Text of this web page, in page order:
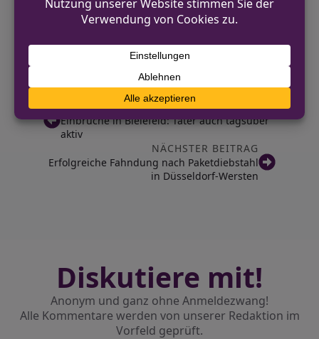
medizinisch-psychologische
Untersuchung angeordnet werden,
Fahrerlaubnis zur Folge haben kann.
VORHERIGER BEITRAG
Einbrüche in Bielefeld: Täter auch tagsüber
aktiv
NÄCHSTER BEITRAG
Erfolgreiche Fahndung nach Paketdiebstahl
in Düsseldorf-Wersten
Diskutiere mit!
Anonym und ganz ohne Anmeldezwang!
Alle Kommentare werden von unserer Redaktion im
Vorfeld geprüft.